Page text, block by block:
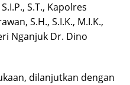
S.T., Kapolres
S.H., S.I.K., M.I.K.,
Nganjuk Dr. Dino
dilanjutkan dengan